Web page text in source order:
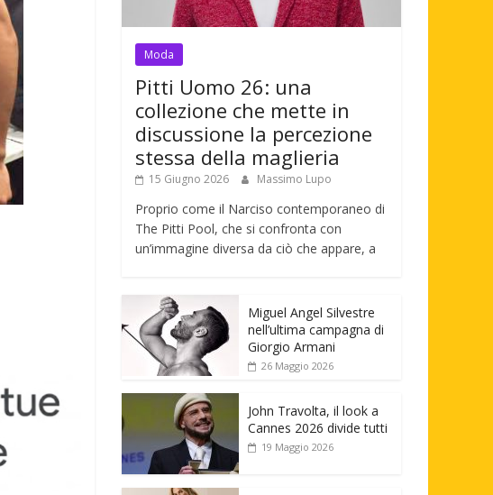
Moda
Pitti Uomo 26: una
collezione che mette in
discussione la percezione
stessa della maglieria
15 Giugno 2026 Massimo Lupo
Proprio come il Narciso contemporaneo di
The Pitti Pool, che si confronta con
un’immagine diversa da ciò che appare, a
Miguel Angel Silvestre
nell’ultima campagna di
Giorgio Armani
26 Maggio 2026
John Travolta, il look a
Cannes 2026 divide tutti
19 Maggio 2026